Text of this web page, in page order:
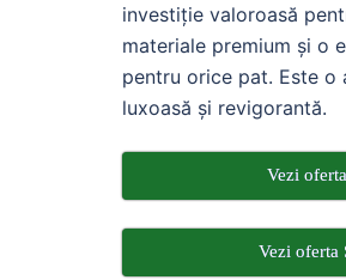
investiție valoroasă
materiale premium și o
pentru orice pat. Este o
luxoasă și revigorantă.
Vezi
Vezi oferta